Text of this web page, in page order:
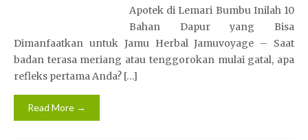
Apotek di Lemari Bumbu Inilah 10
Bahan Dapur yang Bisa
Dimanfaatkan untuk Jamu Herbal Jamuvoyage – Saat
badan terasa meriang atau tenggorokan mulai gatal, apa
refleks pertama Anda? […]
Read More →